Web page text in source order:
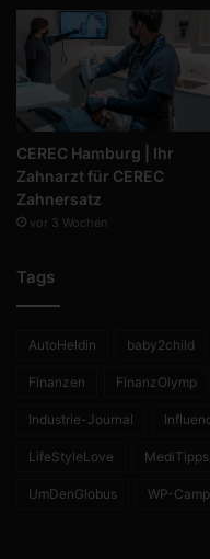
CEREC Hamburg | Ihr
Zahnarzt für CEREC
Zahnersatz
vor 3 Wochen
Tags
AutoHeldin baby2child
Finanzen FinanzOlymp
Industrie-Journal
LifeStyleLove MediTipps
UmDenGlobus WP-